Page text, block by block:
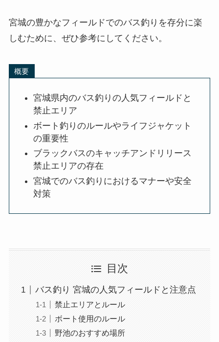
宮城の豊かなフィールドでのバス釣りを存分に楽
しむために、ぜひ参考にしてください。
概要
宮城県内のバス釣りの人気フィールドと
禁止エリア
ボート釣りのルールやライフジャケット
の重要性
ブラックバスのキャッチアンドリリース
禁止エリアの存在
宮城でのバス釣りにおけるマナーや安全
対策
目次
バス釣り 宮城の人気フィールドと注意点
禁止エリアとルール
ボート使用のルール
野池のおすすめ場所